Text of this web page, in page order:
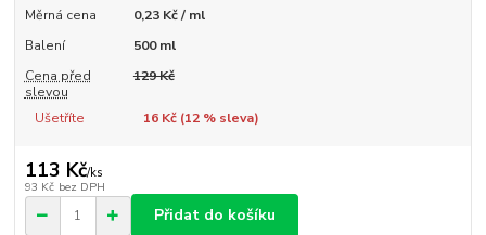
Měrná cena
0,23 Kč / ml
Balení
500 ml
Cena před
slevou
129 Kč
Ušetříte 16 Kč (12% sleva)
113 Kč/ks
93 Kč bez DPH
Přidat do košíku